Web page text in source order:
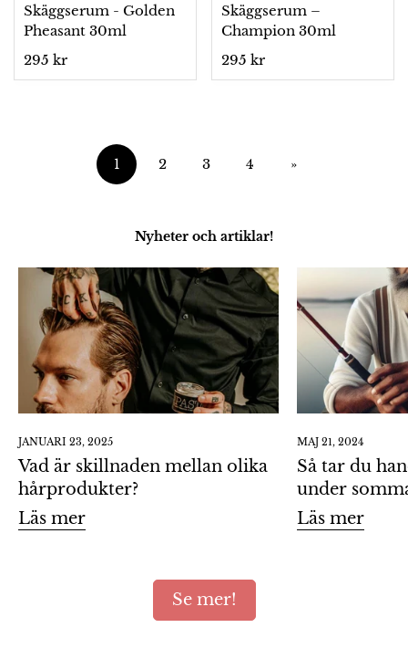
Skäggserum - Golden
Pheasant 30ml
Ordinarie
pris
295 kr
Skäggserum –
Champion 30ml
Ordinarie
pris
295 kr
1 2 3 4 »
Nyheter och artiklar!
JANUARI 23, 2025
Vad är skillnaden mellan olika
hårprodukter?
Läs mer
MAJ 21, 2024
Så tar du
under
Läs mer
Se mer!